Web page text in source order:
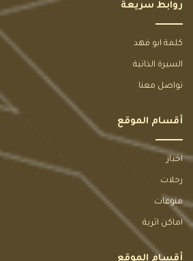
روابط سريعة
كلمة ابو فهد
السيرة الذاتية
تواصل معنا
أقسام الموقع
اخبار
رحلات
منوعات
اماكن اثرية
أقسام الموقع